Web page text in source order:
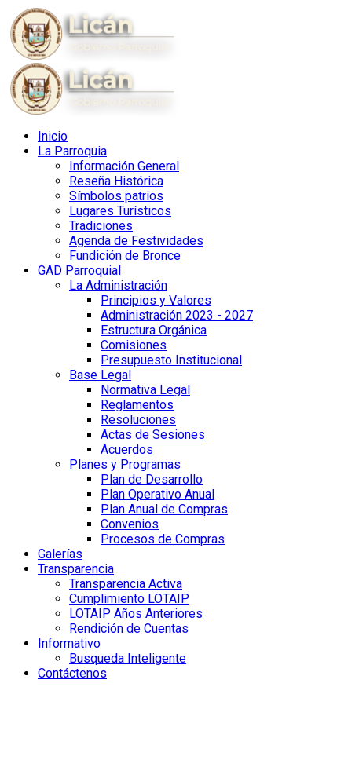
Inicio
La Parroquia
Información General
Reseña Histórica
Símbolos patrios
Lugares Turísticos
Tradiciones
Agenda de Festividades
Fundición de Bronce
GAD Parroquial
La Administración
Principios y Valores
Administración 2023 - 2027
Estructura Orgánica
Comisiones
Presupuesto Institucional
Base Legal
Normativa Legal
Reglamentos
Resoluciones
Actas de Sesiones
Acuerdos
Planes y Programas
Plan de Desarrollo
Plan Operativo Anual
Plan Anual de Compras
Convenios
Procesos de Compras
Galerías
Transparencia
Transparencia Activa
Cumplimiento LOTAIP
LOTAIP Años Anteriores
Rendición de Cuentas
Informativo
Busqueda Inteligente
Contáctenos